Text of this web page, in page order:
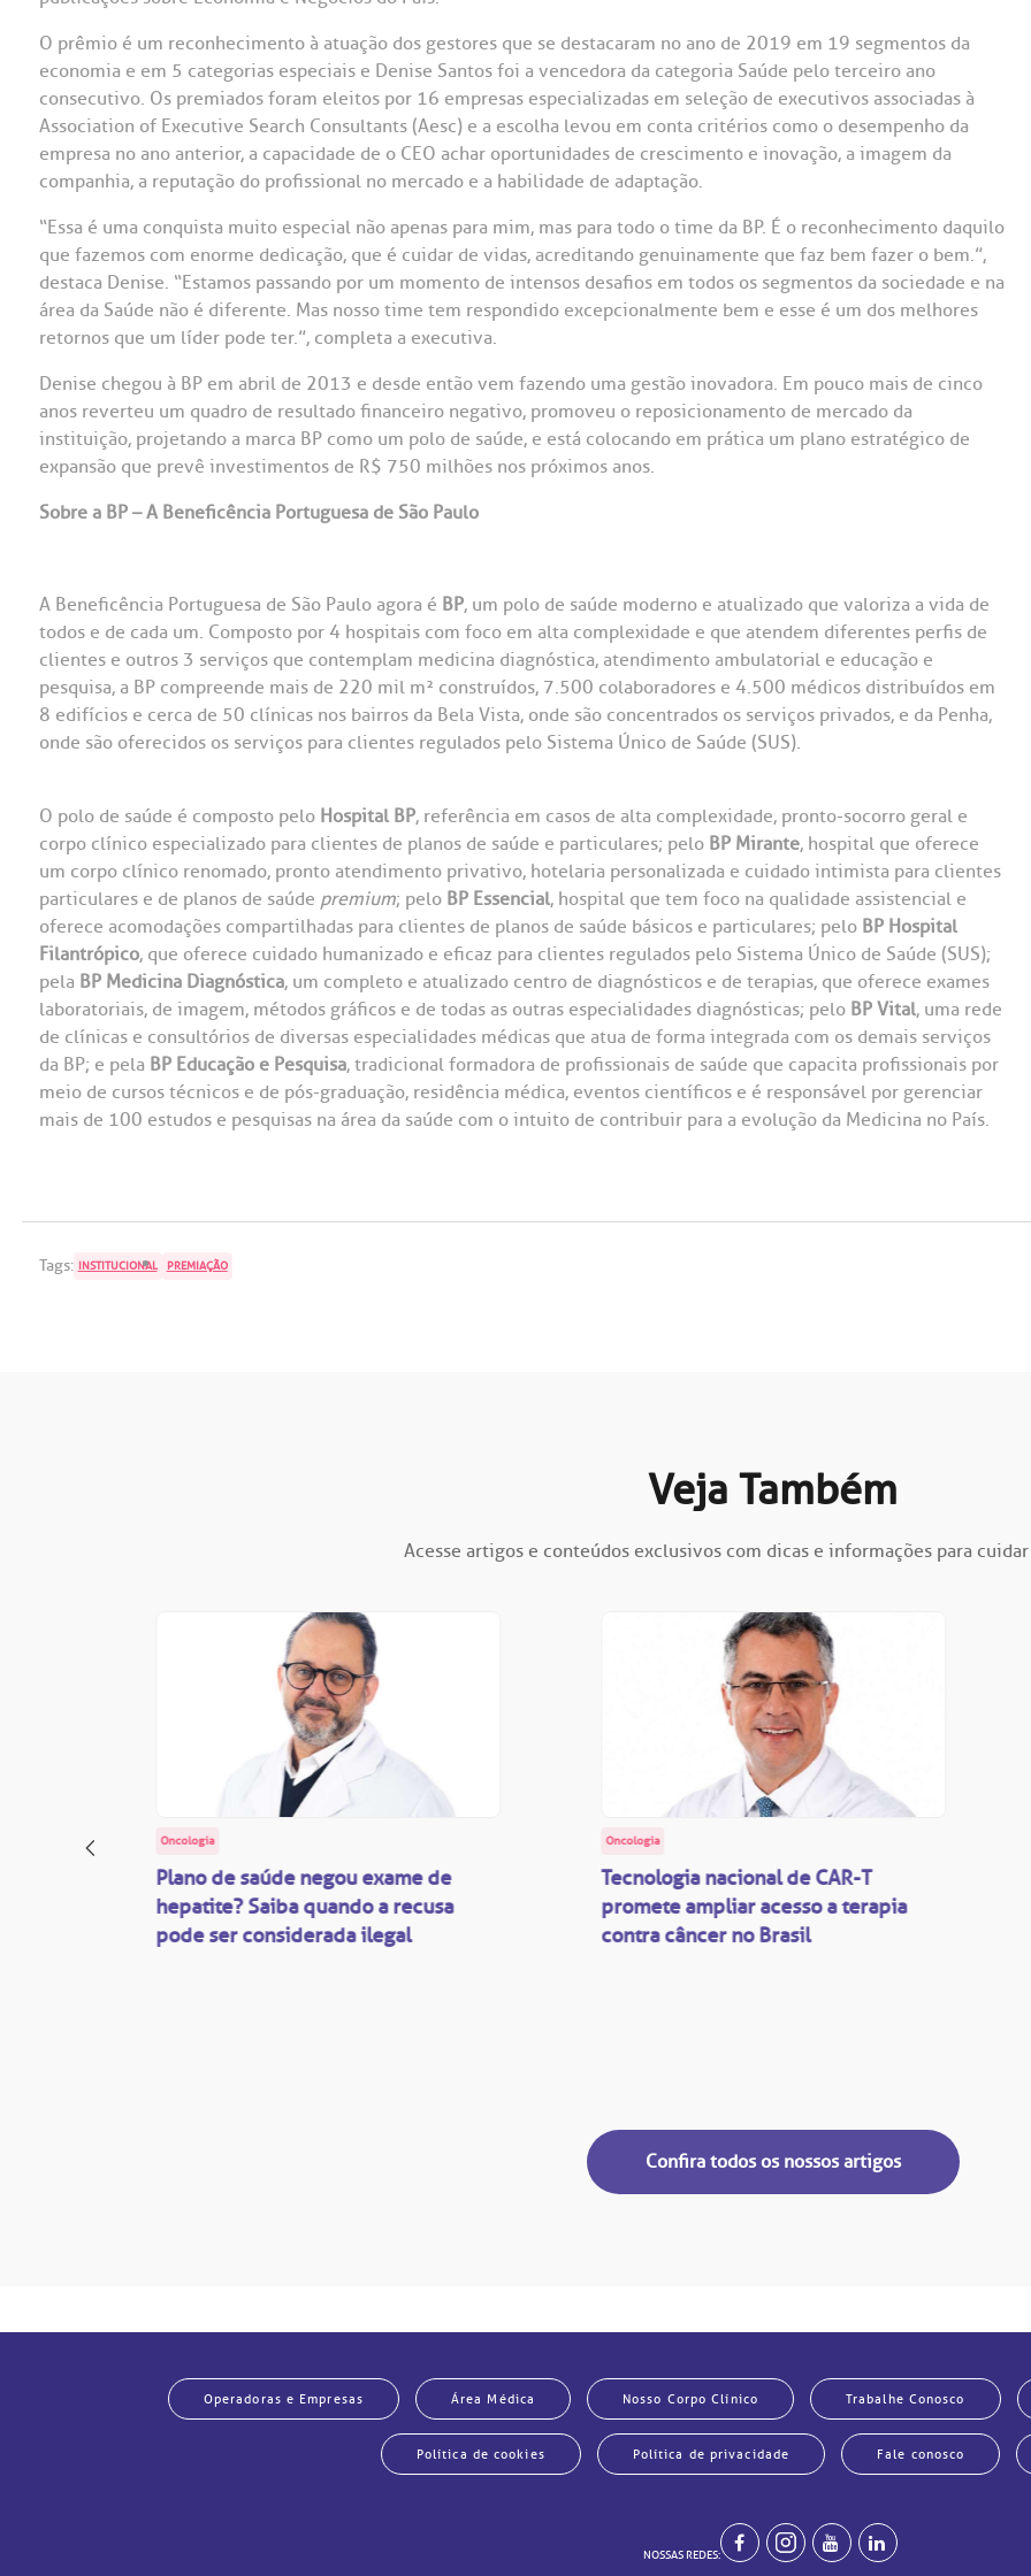
OUVIDORIA:
ouvidoria@bp.org.br
Fale Conosco
Rua Maestro Cardim, 769
CEP: 01323-001 | Bela
Vista
Endereço:
R. Martiniano de
965
Centro de Doenças Autoimunes
O prêmio é um reconhecimento à atuação dos gestores que se destacaram no ano de 2019 em 19 segmentos da
economia e em 5 categorias especiais e Denise Santos foi a vencedora da categoria Saúde pelo terceiro ano
consecutivo. Os premiados foram eleitos por 16 empresas especializadas em seleção de executivos associadas à
Association of Executive Search Consultants (Aesc) e a escolha levou em conta critérios como o desempenho da
empresa no ano anterior, a capacidade de o CEO achar oportunidades de crescimento e inovação, a imagem da
companhia, a reputação do profissional no mercado e a habilidade de adaptação.
“Essa é uma conquista muito especial não apenas para mim, mas para todo o time da BP. É o reconhecimento daquilo
que fazemos com enorme dedicação, que é cuidar de vidas, acreditando genuinamente que faz bem fazer o bem.”,
destaca Denise. “Estamos passando por um momento de intensos desafios em todos os segmentos da sociedade e na
área da Saúde não é diferente. Mas nosso time tem respondido excepcionalmente bem e esse é um dos melhores
retornos que um líder pode ter.”, completa a executiva.
Denise chegou à BP em abril de 2013 e desde então vem fazendo uma gestão inovadora. Em pouco mais de cinco
anos reverteu um quadro de resultado financeiro negativo, promoveu o reposicionamento de mercado da
instituição, projetando a marca BP como um polo de saúde, e está colocando em prática um plano estratégico de
expansão que prevê investimentos de R$ 750 milhões nos próximos anos.
Sobre a BP – A Beneficência Portuguesa de São Paulo
A Beneficência Portuguesa de São Paulo agora é BP, um polo de saúde moderno e atualizado que valoriza a vida de
todos e de cada um. Composto por 4 hospitais com foco em alta complexidade e que atendem diferentes perfis de
clientes e outros 3 serviços que contemplam medicina diagnóstica, atendimento ambulatorial e educação e
pesquisa, a BP compreende mais de 220 mil m² construídos, 7.500 colaboradores e 4.500 médicos distribuídos em
8 edifícios e cerca de 50 clínicas nos bairros da Bela Vista, onde são concentrados os serviços privados, e da Penha,
onde são oferecidos os serviços para clientes regulados pelo Sistema Único de Saúde (SUS).
O polo de saúde é composto pelo Hospital BP, referência em casos de alta complexidade, pronto-socorro geral e
corpo clínico especializado para clientes de planos de saúde e particulares; pelo BP Mirante, hospital que oferece
um corpo clínico renomado, pronto atendimento privativo, hotelaria personalizada e cuidado intimista para clientes
particulares e de planos de saúde premium; pelo BP Essencial, hospital que tem foco na qualidade assistencial e
oferece acomodações compartilhadas para clientes de planos de saúde básicos e particulares; pelo BP Hospital
Filantrópico, que oferece cuidado humanizado e eficaz para clientes regulados pelo Sistema Único de Saúde (SUS);
pela BP Medicina Diagnóstica, um completo e atualizado centro de diagnósticos e de terapias, que oferece exames
laboratoriais, de imagem, métodos gráficos e de todas as outras especialidades diagnósticas; pelo BP Vital, uma rede
de clínicas e consultórios de diversas especialidades médicas que atua de forma integrada com os demais serviços
da BP; e pela BP Educação e Pesquisa, tradicional formadora de profissionais de saúde que capacita profissionais por
meio de cursos técnicos e de pós-graduação, residência médica, eventos científicos e é responsável por gerenciar
mais de 100 estudos e pesquisas na área da saúde com o intuito de contribuir para a evolução da Medicina no País.
Tags: INSTITUCIONAL PREMIAÇÃO
Veja Também
Acesse artigos e conteúdos exclusivos com dicas e informações para cuidar
Oncologia
Plano de saúde negou exame de
hepatite? Saiba quando a recusa
pode ser considerada ilegal
Oncologia
Tecnologia nacional de CAR-T
promete ampliar acesso a terapia
contra câncer no Brasil
Confira todos os nossos artigos
Operadoras e Empresas Área Médica Nosso Corpo Clínico Trabalhe Conosco
Política de cookies Política de privacidade Fale conosco
NOSSAS REDES: